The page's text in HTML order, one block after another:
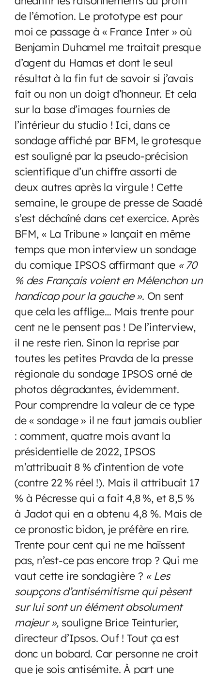
de l’émotion. Le prototype est pour
moi ce passage à « France Inter » où
Benjamin Duhamel me traitait presque
d’agent du Hamas et dont le seul
résultat à la fin fut de savoir si j’avais
fait ou non un doigt d’honneur. Et cela
sur la base d’images fournies de
l’intérieur du studio ! Ici, dans ce
sondage affiché par BFM, le grotesque
est souligné par la pseudo-précision
scientifique d’un chiffre assorti de
deux autres après la virgule ! Cette
semaine, le groupe de presse de Saadé
s’est déchaîné dans cet exercice. Après
BFM, « La Tribune » lançait en même
temps que mon interview un sondage
du comique IPSOS affirmant que « 70
% des Français voient en Mélenchon un
handicap pour la gauche ». On sent
que cela les afflige… Mais trente pour
cent ne le pensent pas ! De l’interview,
il ne reste rien. Sinon la reprise par
toutes les petites Pravda de la presse
régionale du sondage IPSOS orné de
photos dégradantes, évidemment.
Pour comprendre la valeur de ce type
de « sondage » il ne faut jamais oublier
: comment, quatre mois avant la
présidentielle de 2022, IPSOS
m’attribuait 8 % d’intention de vote
(contre 22 % réel !). Mais il attribuait 17
% à Pécresse qui a fait 4,8 %, et 8,5 %
à Jadot qui en a obtenu 4,8 %. Mais de
ce pronostic bidon, je préfère en rire.
Trente pour cent qui ne me haïssent
pas, n’est-ce pas encore trop ? Qui me
vaut cette ire sondagière ? « Les
soupçons d’antisémitisme qui pèsent
sur lui sont un élément absolument
majeur », souligne Brice Teinturier,
directeur d’Ipsos. Ouf ! Tout ça est
donc un bobard. Car personne ne croit
que je sois antisémite. À part une